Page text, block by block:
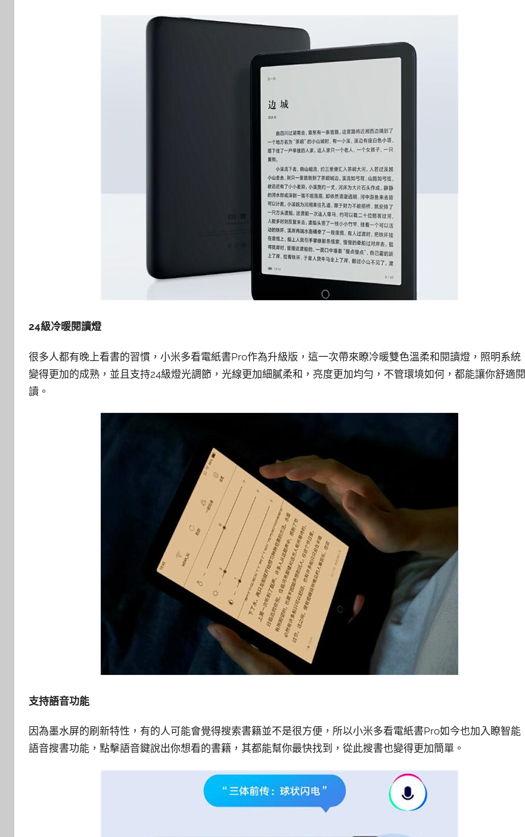
24級冷暖閱讀燈
很多人都有晚上看書的習慣，小米多看電紙書Pro作為升級版，這一次帶來瞭冷暖雙色溫柔和閱讀燈，照明系統
變得更加的成熟，並且支持24級燈光調節，光線更加細膩柔和，亮度更加均勻，不管環境如何，都能讓你舒適閱
讀。
支持語音功能
因為墨水屏的刷新特性，有的人可能會覺得搜索書籍並不是很方便，所以小米多看電紙書Pro如今也加入瞭智能
語音搜書功能，點擊語音鍵說出你想看的書籍，其都能幫你最快找到，從此搜書也變得更加簡單。